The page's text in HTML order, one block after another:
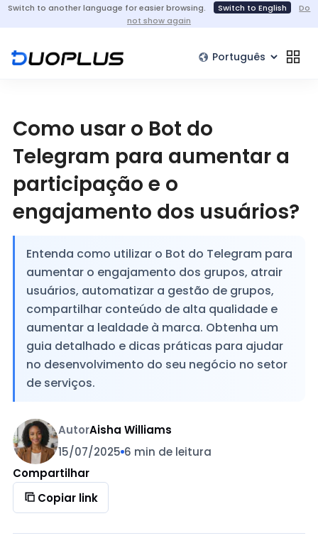
Switch to another language for easier browsing. Switch to English
Do
not show again
Como usar o Bot do
Telegram para aumentar a
participação e o
engajamento dos usuários?
Entenda como utilizar o Bot do Telegram para
aumentar o engajamento dos grupos, atrair
usuários, automatizar a gestão de grupos,
compartilhar conteúdo de alta qualidade e
aumentar a lealdade à marca. Obtenha um
guia detalhado e dicas práticas para ajudar
no desenvolvimento do seu negócio no setor
de serviços.
AutorAisha Williams
15/07/2025 6 min de leitura
Compartilhar
Copiar link